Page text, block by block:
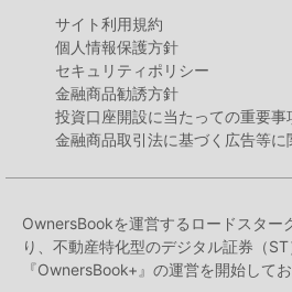
サイト利用規約
個人情報保護方針
セキュリティポリシー
金融商品勧誘方針
投資口座開設に当たっての重要事
金融商品取引法に基づく広告等に
OwnersBookを運営するロードスター
り、不動産特化型のデジタル証券（
『OwnersBook+』の運営を開始してお